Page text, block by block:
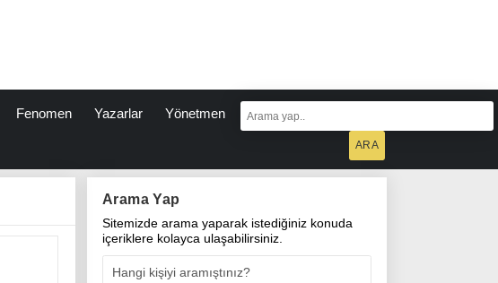
Fenomen Yazarlar Yönetmen
Arama Yap
Sitemizde arama yaparak istediğiniz konuda
içeriklere kolayca ulaşabilirsiniz.